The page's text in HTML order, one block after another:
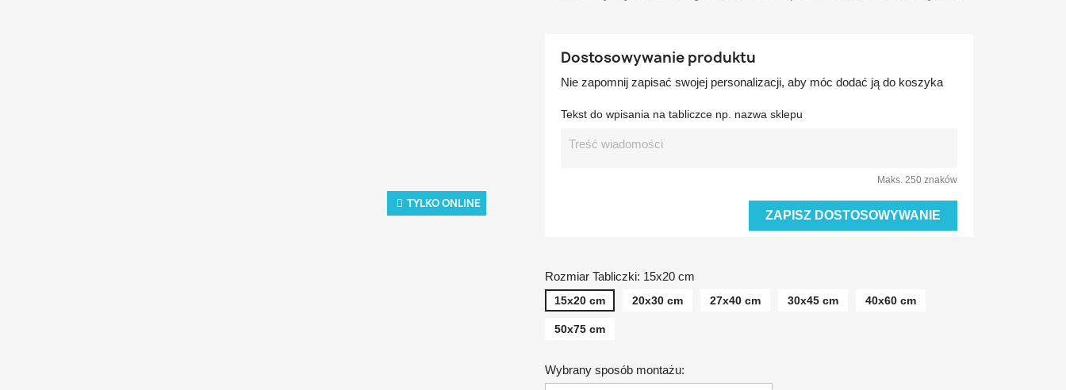
TYLKO ONLINE
Dostosowywanie produktu
Nie zapomnij zapisać swojej personalizacji, aby móc dodać ją do koszyka
Tekst do wpisania na tabliczce np. nazwa sklepu
Maks. 250 znaków
ZAPISZ DOSTOSOWYWANIE
Rozmiar Tabliczki: 15x20 cm
15x20 cm 20x30 cm 27x40 cm 30x45 cm 40x60 cm
50x75 cm
Wybrany sposób montażu: